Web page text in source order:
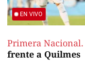
EN VIVO
Primera Nacional.
frente a Quilmes